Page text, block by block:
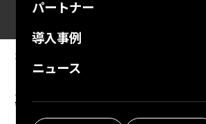
パートナー
導入事例
ニュース
2025/01/30
FAQ：プリザンターをインスト
真っ白になり操作できない